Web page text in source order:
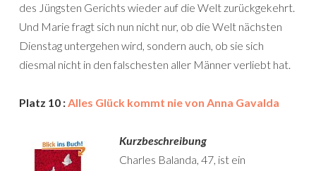
des Jüngsten Gerichts wieder auf die Welt zurückgekehrt.
Und Marie fragt sich nun nicht nur, ob die Welt nächsten
Dienstag untergehen wird, sondern auch, ob sie sich
diesmal nicht in den falschesten aller Männer verliebt hat.
Platz 10 :Alles Glück kommt nie von Anna Gavalda
Kurzbeschreibung
Charles Balanda, 47, ist ein